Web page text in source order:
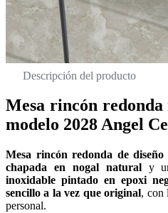
Descripción del producto
Mesa rincón
modelo 2028 Angel
Mesa rincón redonda de diseño
chapada en nogal naturaly
inoxidable pintado en epoxi
sencillo a la vez que original, con
personal.